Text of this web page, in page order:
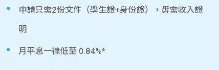
申請只需2份文件（學生證+身份證），毋需收入證
明
月平息一律低至 0.84%*